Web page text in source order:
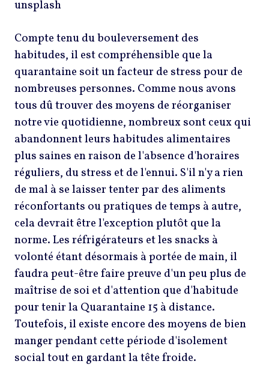
Compte tenu du bouleversement des
habitudes, il est compréhensible que la
quarantaine soit un facteur de stress pour de
nombreuses personnes. Comme nous avons
tous dû trouver des moyens de réorganiser
notre vie quotidienne, nombreux sont ceux qui
abandonnent leurs habitudes alimentaires
plus saines en raison de l'absence d'horaires
réguliers, du stress et de l'ennui. S'il n'y a rien
de mal à se laisser tenter par des aliments
réconfortants ou pratiques de temps à autre,
cela devrait être l'exception plutôt que la
norme. Les réfrigérateurs et les snacks à
volonté étant désormais à portée de main, il
faudra peut-être faire preuve d'un peu plus de
maîtrise de soi et d'attention que d'habitude
pour tenir la Quarantaine 15 à distance.
Toutefois, il existe encore des moyens de bien
manger pendant cette période d'isolement
social tout en gardant la tête froide.